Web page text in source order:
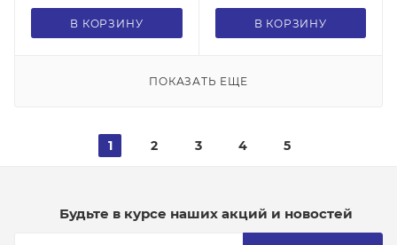
В КОРЗИНУ В КОРЗИНУ
ПОКАЗАТЬ ЕЩЕ
1 2 3 4 5
Будьте в курсе наших акций и новостей